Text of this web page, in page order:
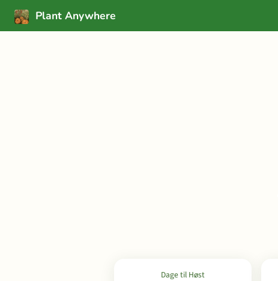
Plant Anywhere
Dage til Høst